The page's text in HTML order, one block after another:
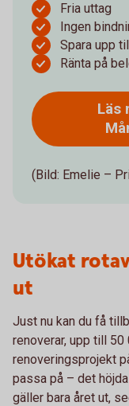
Fria uttag
Ingen
Spara upp
Ränta på
Läs
(Bild: Emelie –
Utökat
ut
Just nu kan du få
renoverar, upp till
renoveringsprojekt
passa på – det
gäller bara året ut,